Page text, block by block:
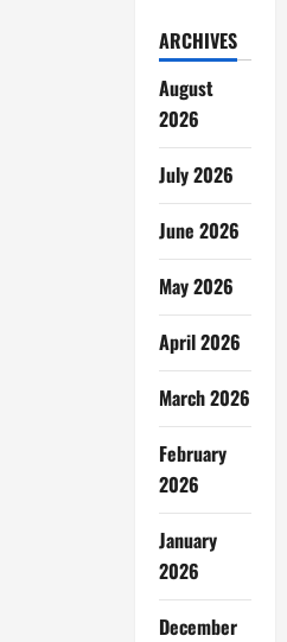
ARCHIVES
August
2026
July 2026
June 2026
May 2026
April 2026
March 2026
February
2026
January
2026
December